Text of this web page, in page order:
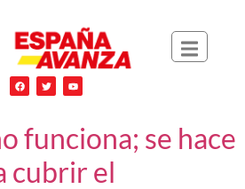
funciona; se hace
cubrir el